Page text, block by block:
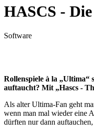
HASCS -
Software
Rollenspiele à la „Ultima“
auftaucht? Mit „Hascs -
Als alter Ultima-Fan geht
wenn man mal wieder eine
dürften nur dann